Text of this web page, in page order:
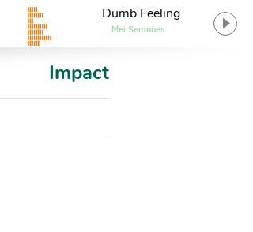
Dumb Feeling
Mei Semones
Impact